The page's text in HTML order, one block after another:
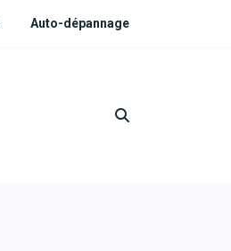
Auto-dépannage